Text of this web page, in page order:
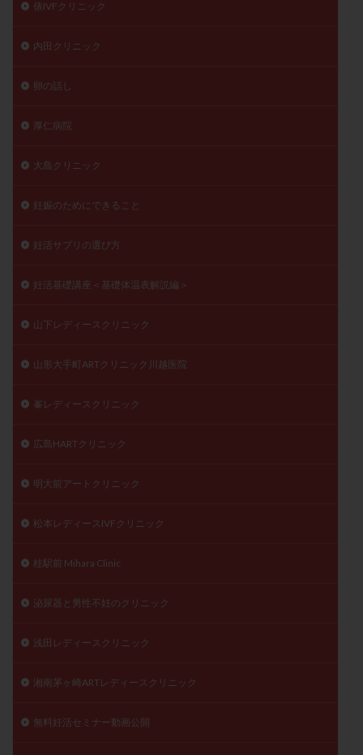
俵IVFクリニック
内田クリニック
卵の話し
厚仁病院
大島クリニック
妊娠のためにできること
妊活サプリの選び方
妊活基礎講座＜基礎体温表解説編＞
山下レディースクリニック
山形大手町ARTクリニック川越医院
峯レディースクリニック
広島HARTクリニック
明大前アートクリニック
松本レディースIVFクリニック
桂駅前 Mihara Clinic
泌尿器と男性不妊のクリニック
浅田レディースクリニック
湘南茅ヶ崎ARTレディースクリニック
無料妊活セミナー動画公開